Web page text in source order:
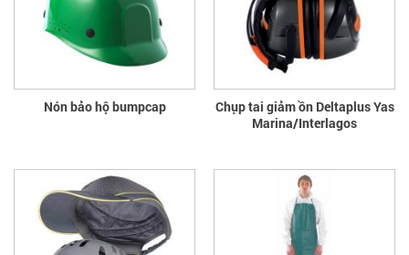
Nón bảo hộ bumpcap
Chụp tai giảm ồn Deltaplus Yas
Marina/Interlagos